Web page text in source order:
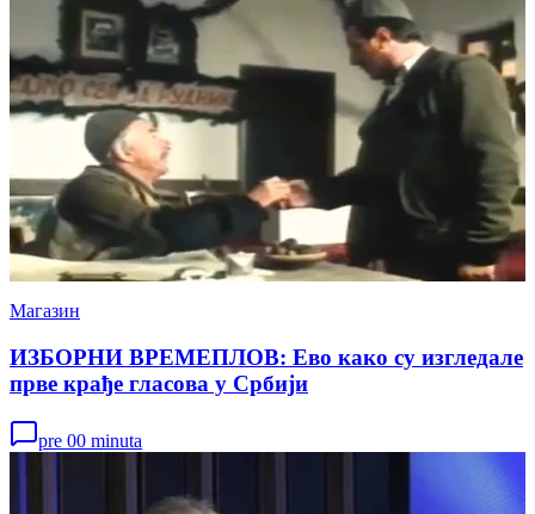
Магазин
ИЗБОРНИ ВРЕМЕПЛОВ: Ево како су изгледале
прве крађе гласова у Србији
pre 00 minuta